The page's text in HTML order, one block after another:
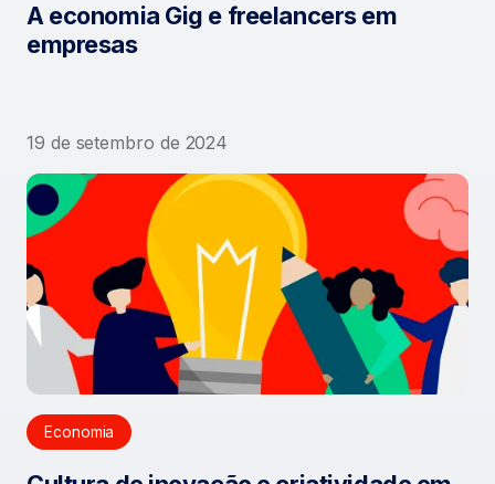
A economia Gig e freelancers em
empresas
19 de setembro de 2024
Economia